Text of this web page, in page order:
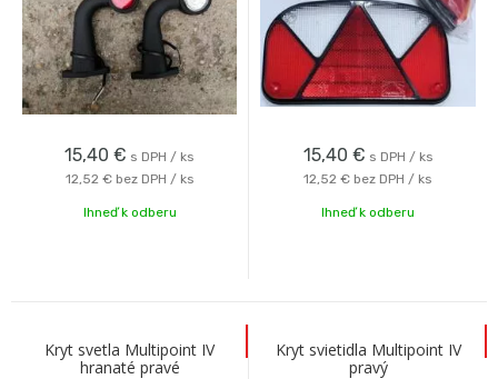
15,40 € s DPH / ks
12,52 € bez DPH / ks
Ihneď k odberu
15,40 € s DPH / ks
12,52 € bez DPH / ks
Ihneď k odberu
Kryt svetla Multipoint IV
hranaté pravé
Kryt svietidla Multipoint IV
pravý